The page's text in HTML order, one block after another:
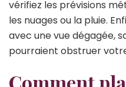
vérifiez les prévisions
les nuages ou la pluie.
avec une vue dégagée,
pourraient obstruer